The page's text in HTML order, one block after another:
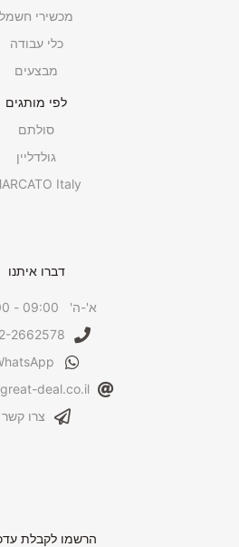
מכשירי חשמל
כלי עבודה
מבצעים
לפי מותגים
סולתם
גולדליין
Italy
דברו איתנו
א'-ה' 09:00 - 18:00
2662578
deal.co.il
צרו קשר
הרשמו לקבלת